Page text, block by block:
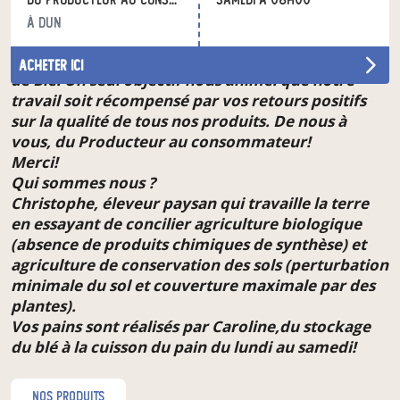
à Dun
acheter ici
exploitation. A partir de certaines de nos céréales,
toutes moulues à l’ancienne à la meule de pierre
par nos soins, nous réalisons nos propres farines
de Blé. Un seul objectif nous anime: que notre
travail soit récompensé par vos retours positifs
sur la qualité de tous nos produits. De nous à
vous, du Producteur au consommateur!
Merci!
Qui sommes nous ?
Christophe, éleveur paysan qui travaille la terre
en essayant de concilier agriculture biologique
(absence de produits chimiques de synthèse) et
agriculture de conservation des sols (perturbation
minimale du sol et couverture maximale par des
plantes).
Vos pains sont réalisés par Caroline,du stockage
du blé à la cuisson du pain du lundi au samedi!
nos produits